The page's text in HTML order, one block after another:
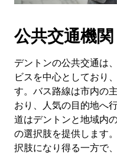
公共交通機関
デントンの公共交通は
ビスを中心としており
す。バス路線は市内の
おり、人気の目的地へ
道はデントンと地域内
の選択肢を提供します
択肢になり得る一方で